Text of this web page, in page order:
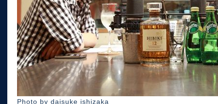
Photo by daisuke ishizaka